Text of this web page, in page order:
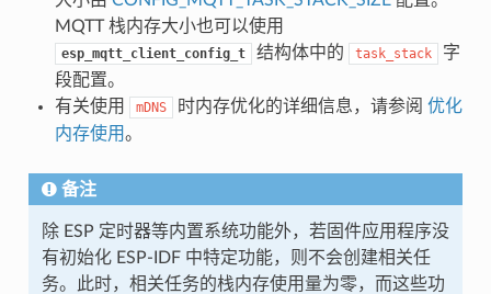
MQTT 栈内存大小也可以使用
esp_mqtt_client_config_t 结构体中的 task_stack
字
段配置。
有关使用
mDNS 时内存优化的详细信息，请参阅 优化
内存使用。
备注
除 ESP 定时器等内置系统功能外，若固件应用程序没
有初始化 ESP-IDF 中特定功能，则不会创建相关任
务。此时，相关任务的栈内存使用量为零，而这些功